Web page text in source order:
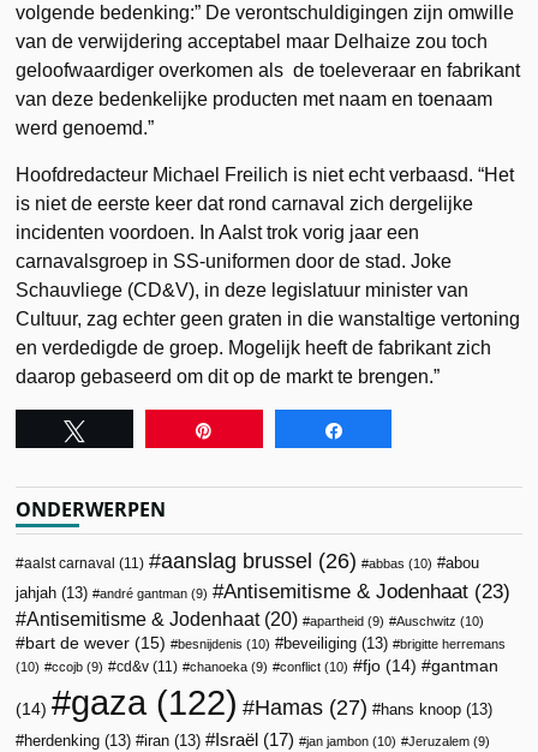
volgende bedenking:” De verontschuldigingen zijn omwille
van de verwijdering acceptabel maar Delhaize zou toch
geloofwaardiger overkomen als de toeleveraar en fabrikant
van deze bedenkelijke producten met naam en toenaam
werd genoemd.”
Hoofdredacteur Michael Freilich is niet echt verbaasd. “Het
is niet de eerste keer dat rond carnaval zich dergelijke
incidenten voordoen. In Aalst trok vorig jaar een
carnavalsgroep in SS-uniformen door de stad. Joke
Schauvliege (CD&V), in deze legislatuur minister van
Cultuur, zag echter geen graten in die wanstaltige vertoning
en verdedigde de groep. Mogelijk heeft de fabrikant zich
daarop gebaseerd om dit op de markt te brengen.”
ONDERWERPEN
aalst carnaval (11) aanslag brussel (26) abbas (10)
abou
jahjah (13) andré gantman (9) Antisemitisme & Jodenhaat (23)
Antisemitisme & Jodenhaat(20) apartheid (9) Auschwitz (10)
bart de wever (15) besnijdenis (10) beveiliging (13)
brigitte herremans
(10)
ccojb (9) cd&v (11) chanoeka (9) conflict (10) fjo (14) gantman
(14) gaza (122) Hamas (27) hans knoop (13)
herdenking (13) iran (13) Israël (17) jan jambon (10) Jeruzalem (9)